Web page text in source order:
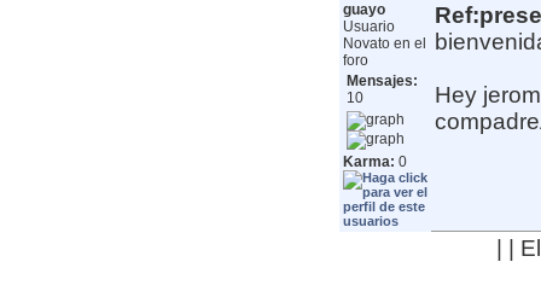
guayo
Usuario
Novato en el
foro
Mensajes:
10
Karma: 0
Hey
| |